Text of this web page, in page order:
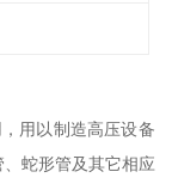
用以制造高压设备
蛇形管及其它相应